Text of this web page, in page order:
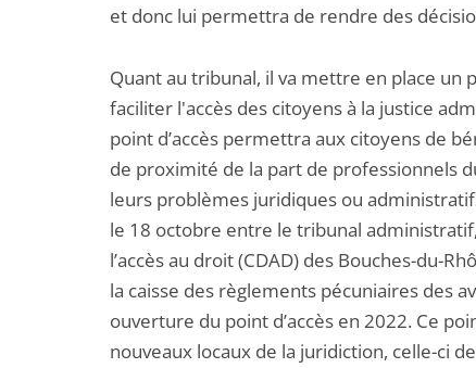
et donc lui permettra de rendre des
Quant au tribunal, il va mettre en place un
faciliter l'accès des citoyens à la justice
point d’accès permettra aux citoyens de
de proximité de la part de professionnels
leurs problèmes juridiques ou
le 18 octobre entre le tribunal
l’accès au droit (CDAD) des Bouches-du-
la caisse des règlements pécuniaires des
ouverture du point d’accès en 2022. Ce
nouveaux locaux de la juridiction, celle-ci